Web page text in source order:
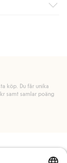
frakt till butik
medlem.
köp. Du får unika
samt samlar poäng